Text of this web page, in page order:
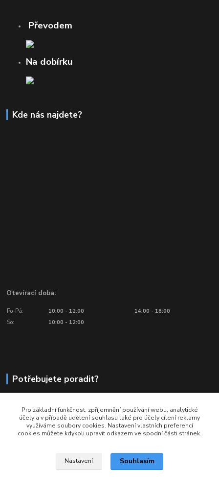
Převodem
Na dobírku
Kde nás najdete?
Otevírací doba:
Po-Pá: 10:00 - 12:00
14:00 - 18:00
So:
10:00 - 12:00
Potřebujete poradit?
Volejte: Po - Pá (10:00 - 18:00)
info@ragbyobchod.cz
Pro základní funkčnost, zpříjemnění používání webu, analytické
účely a v případě udělení souhlasu také pro účely cílení reklamy
využíváme soubory cookies. Nastavení vlastních preferencí
cookies můžete kdykoli upravit odkazem ve spodní části stránek.
Nastavení Souhlasím